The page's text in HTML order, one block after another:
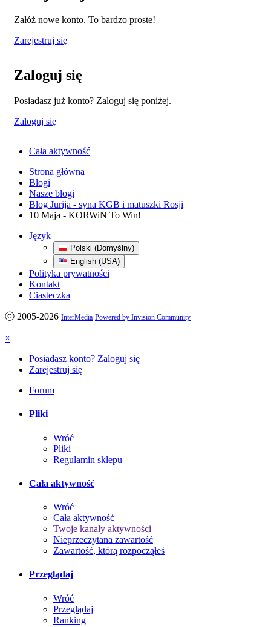
Załóż nowe konto. To bardzo proste!
Zarejestruj się
Zaloguj się
Posiadasz już konto? Zaloguj się poniżej.
Zaloguj się
Cała aktywność
Strona główna
Blogi
Nasze blogi
Blog Jurija - syna KGB i matuszki Rosji
10 Maja - KORWiN To Win!
Język
Polski (Domyślny)
English (USA)
Polityka prywatności
Kontakt
Ciasteczka
ⓒ 2005-2026 InterMedia Powered by Invision Community
×
Posiadasz konto? Zaloguj się
Zarejestruj się
Forum
Pliki
Wróć
Pliki
Regulamin sklepu
Cała aktywność
Wróć
Cała aktywność
Twoje kanały aktywności
Nieprzeczytana zawartość
Zawartość, którą rozpocząłeś
Przeglądaj
Wróć
Przeglądaj
Ranking